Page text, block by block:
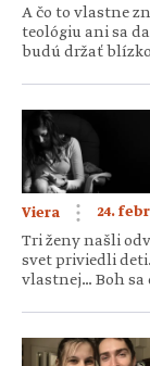
A čo to vlastne
teológiu ani sa
budú držať
Otec Michal
kňazovi rodiny
Viera 24.
Tri ženy našli
svet priviedli
vlastnej… Boh sa
Trojročnú dcéru
dieťa. V noci